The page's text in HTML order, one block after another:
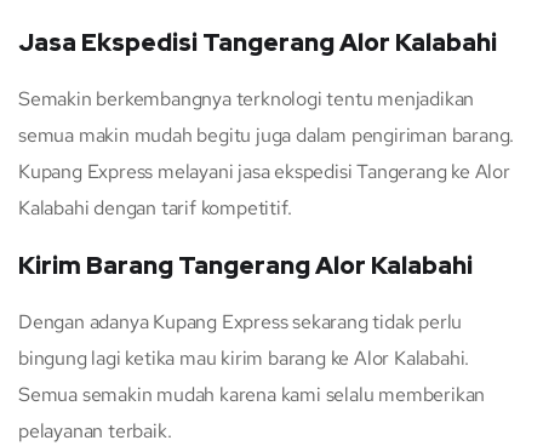
Jasa Ekspedisi Tangerang Alor Kalabahi
Semakin berkembangnya terknologi tentu menjadikan
semua makin mudah begitu juga dalam pengiriman barang.
Kupang Express melayani jasa ekspedisi Tangerang ke Alor
Kalabahi dengan tarif kompetitif.
Kirim Barang Tangerang Alor Kalabahi
Dengan adanya Kupang Express sekarang tidak perlu
bingung lagi ketika mau kirim barang ke Alor Kalabahi.
Semua semakin mudah karena kami selalu memberikan
pelayanan terbaik.